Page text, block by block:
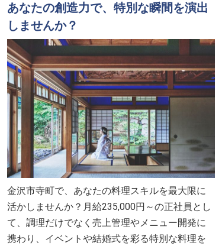
あなたの創造力で、特別な瞬間を演出
しませんか？
金沢市寺町で、あなたの料理スキルを最大限に
活かしませんか？月給235,000円～の正社員とし
て、調理だけでなく売上管理やメニュー開発に
携わり、イベントや結婚式を彩る特別な料理を